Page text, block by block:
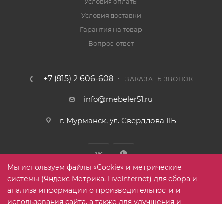
Условия оплаты
Условия доставки
Гарантия на товар
Вопрос-ответ
+7 (815) 2 606-608 ЗАКАЗАТЬ ЗВОНОК
info@mebeler51.ru
г. Мурманск, ул. Свердлова 11Б
Мы используем файлы «Cookie» и метрические
системы (Яндекс Метрика, LiveInternet) для сбора и
анализа информации о производительности и
использования сайта, а также для улучшения и